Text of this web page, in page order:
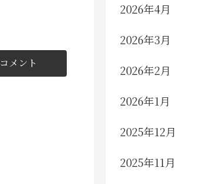
コメント
2026年4月
2026年3月
2026年2月
2026年1月
2025年12月
2025年11月